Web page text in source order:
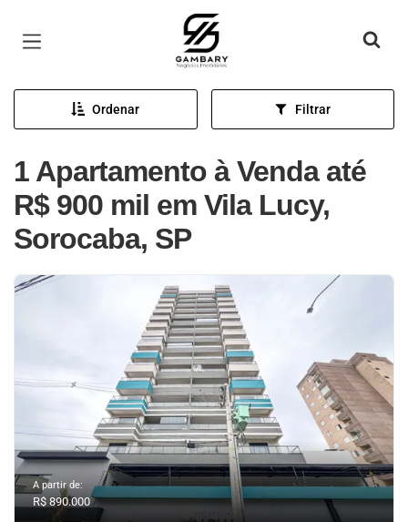
Página inicial
Ordenar Filtrar
1 Apartamento à Venda até
R$ 900 mil em Vila Lucy,
Sorocaba, SP
A partir de:
R$ 890.000